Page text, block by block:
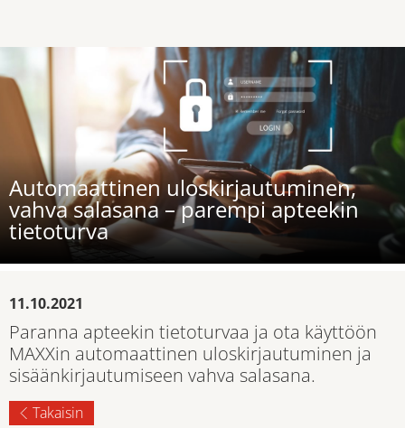
Automaattinen uloskirjautuminen,
vahva salasana – parempi apteekin
tietoturva
11.10.2021
Paranna apteekin tietoturvaa ja ota käyttöön
MAXXin automaattinen uloskirjautuminen ja
sisäänkirjautumiseen vahva salasana.
Takaisin